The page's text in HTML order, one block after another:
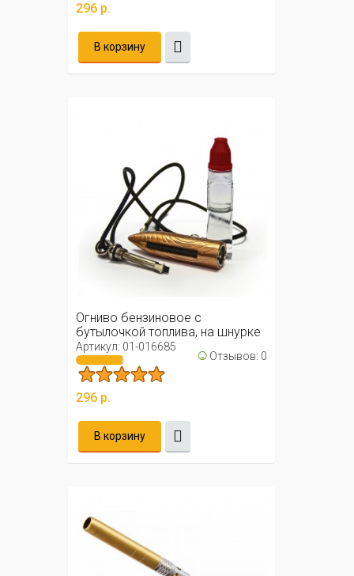
296 р.
В корзину
Огниво бензиновое с
бутылочкой топлива, на шнурке
Артикул: 01-016685 ☺ Отзывов: 0
296 р.
В корзину